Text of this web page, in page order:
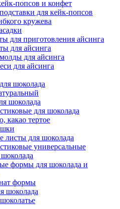
попсов и конфет
для кейк-попсов
кружева
для приготовления айсинга
для айсинга
для айсинга
для айсинга
шоколада
шоколада
для шоколада
какао тертое
листы для шоколада
универсальные
формы для шоколада и
формы
шоколада